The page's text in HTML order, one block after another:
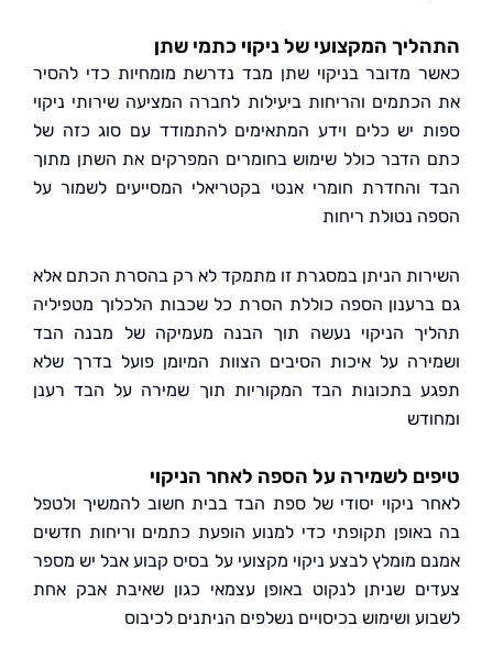
המקצועי של ניקוי כתמי שתן
מדובר בניקוי שתן מבד נדרשת מומחיות כדי להסיר
והריחות ביעילות לחברה המציעה שירותי ניקוי
יש כלים וידע המתאימים להתמודד עם סוג כזה של
כולל שימוש בחומרים המפרקים את השתן מתוך
חומרי אנטי בקטריאלי המסייעים לשמור על
נטולת ריחות
הניתן במסגרת זו מתמקד לא רק בהסרת הכתם אלא
הספה כוללת הסרת כל שכבות הלכלוך מטפיליה
הניקוי נעשה תוך הבנה מעמיקה של מבנה הבד
על איכות הסיבים הצוות המיומן פועל בדרך שלא
בתכונות הבד המקוריות תוך שמירה על הבד רענן
לשמירה על הספה לאחר הניקוי
ניקוי יסודי של ספת הבד בבית חשוב להמשיך ולטפל
תקופתי כדי למנוע הופעת כתמים וריחות חדשים
מומלץ לבצע ניקוי מקצועי על בסיס קבוע אבל יש מספר
שניתן לנקוט באופן עצמאי כגון שאיבת אבק אחת
ושימוש בכיסויים נשלפים הניתנים לכיבוס